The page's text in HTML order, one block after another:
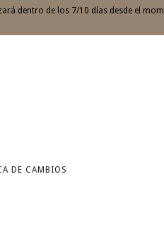
dentro de los 7/10 días desde el
DE CAMBIOS